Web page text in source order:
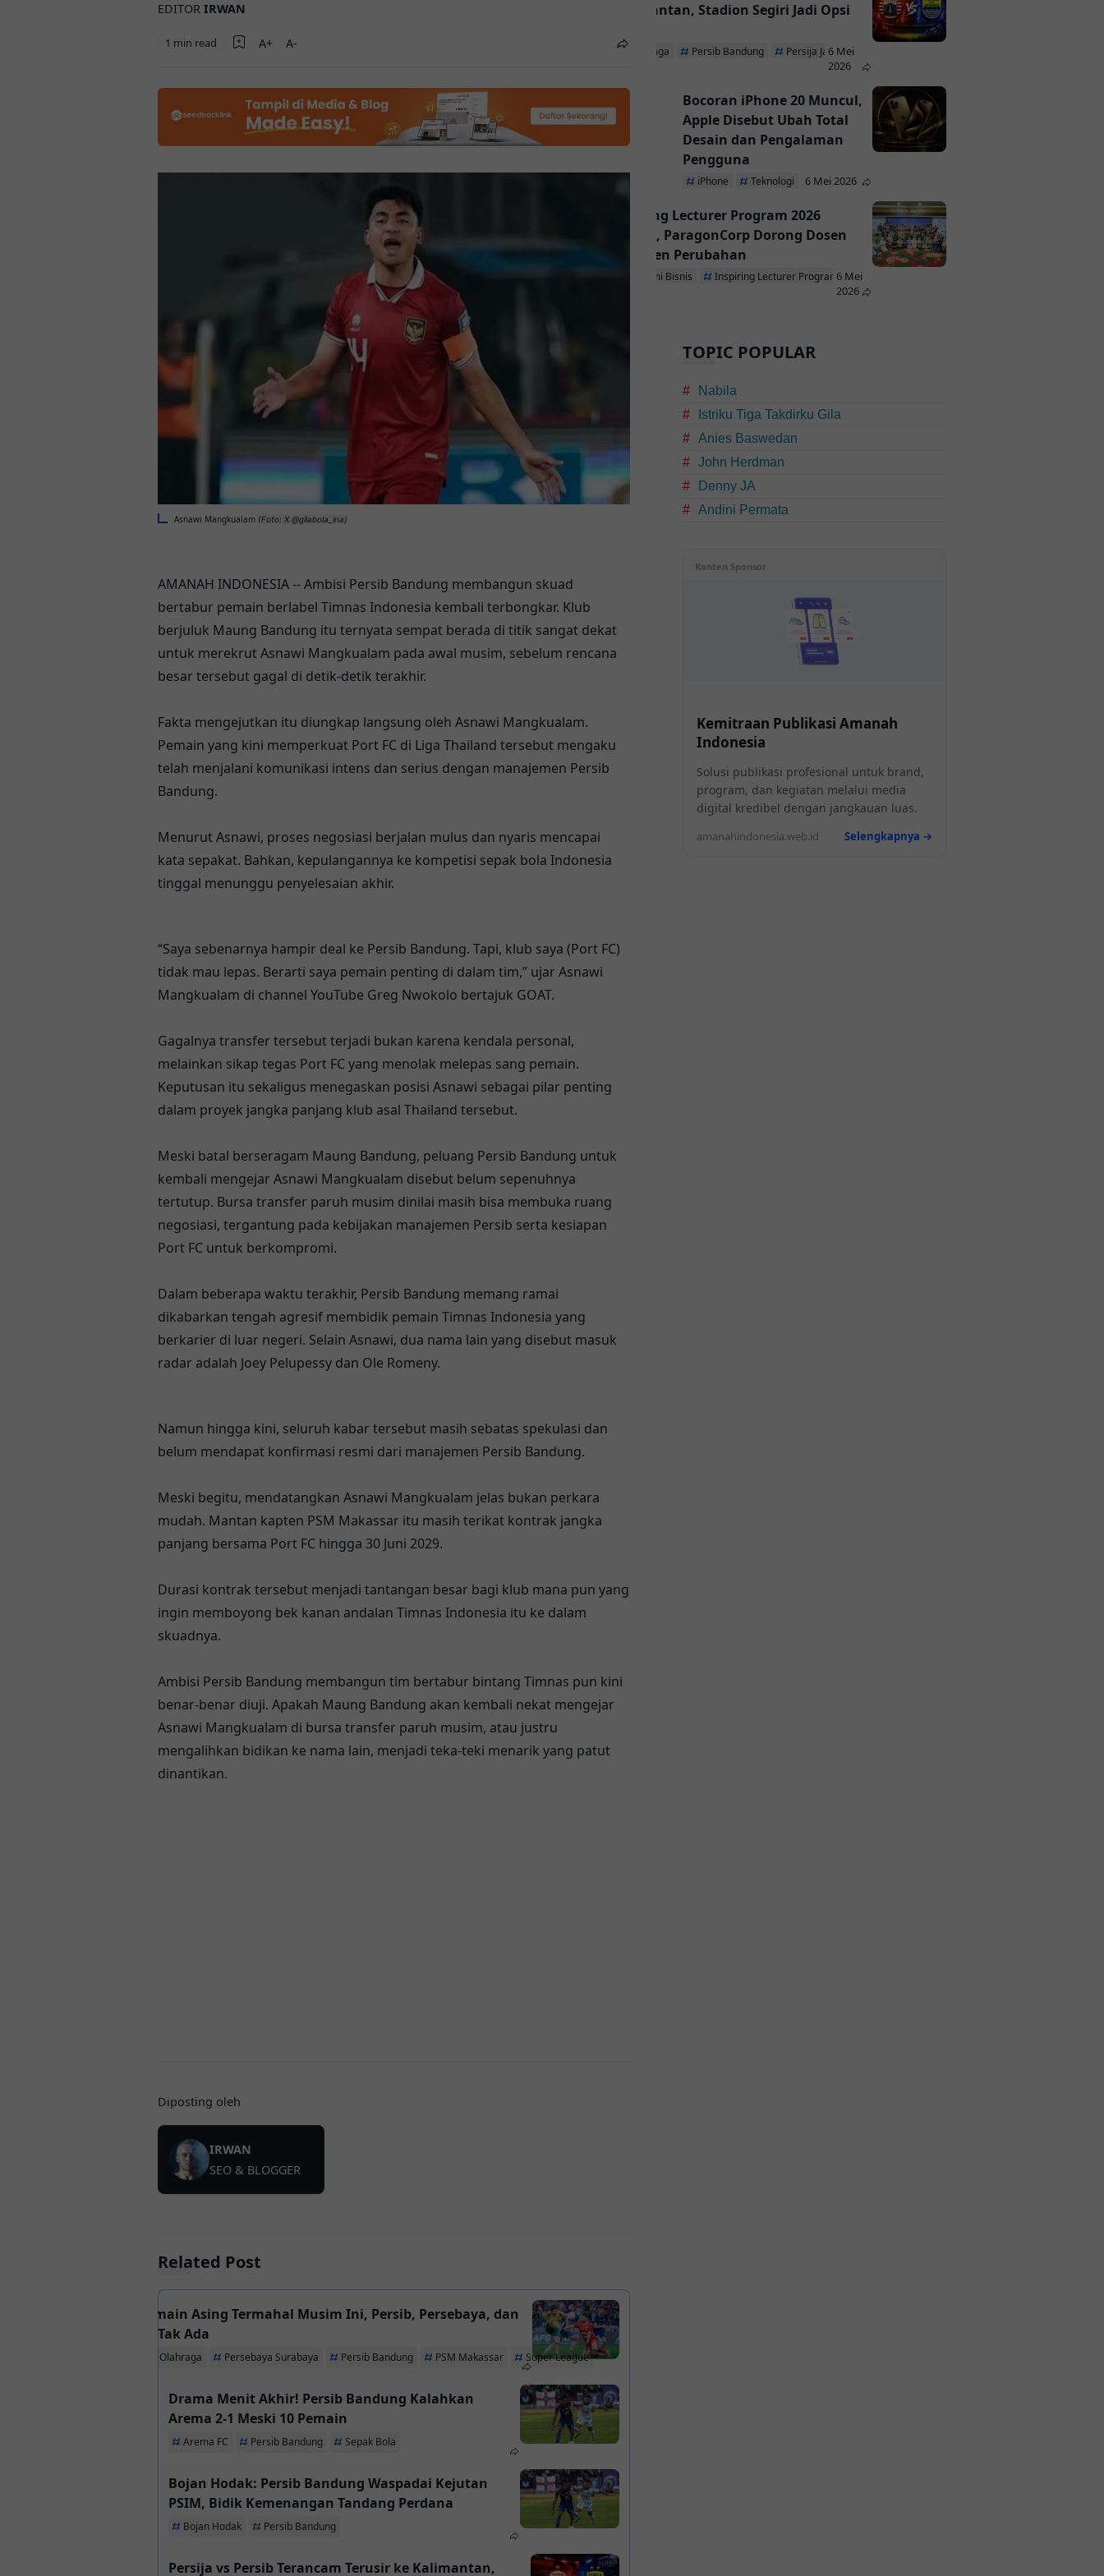
EDITOR IRWAN
1 min read
Asnawi Mangkualam (Foto: X @gilabola_ina)
AMANAH INDONESIA -- Ambisi Persib Bandung membangun skuad
bertabur pemain berlabel Timnas Indonesia kembali terbongkar. Klub
berjuluk Maung Bandung itu ternyata sempat berada di titik sangat dekat
untuk merekrut Asnawi Mangkualam pada awal musim, sebelum rencana
besar tersebut gagal di detik-detik terakhir.
Fakta mengejutkan itu diungkap langsung oleh Asnawi Mangkualam.
Pemain yang kini memperkuat Port FC di Liga Thailand tersebut mengaku
telah menjalani komunikasi intens dan serius dengan manajemen Persib
Bandung.
Menurut Asnawi, proses negosiasi berjalan mulus dan nyaris mencapai
kata sepakat. Bahkan, kepulangannya ke kompetisi sepak bola Indonesia
tinggal menunggu penyelesaian akhir.
“Saya sebenarnya hampir deal ke Persib Bandung. Tapi, klub saya (Port FC)
tidak mau lepas. Berarti saya pemain penting di dalam tim,” ujar Asnawi
Mangkualam di channel YouTube Greg Nwokolo bertajuk GOAT.
Gagalnya transfer tersebut terjadi bukan karena kendala personal,
melainkan sikap tegas Port FC yang menolak melepas sang pemain.
Keputusan itu sekaligus menegaskan posisi Asnawi sebagai pilar penting
dalam proyek jangka panjang klub asal Thailand tersebut.
Meski batal berseragam Maung Bandung, peluang Persib Bandung untuk
kembali mengejar Asnawi Mangkualam disebut belum sepenuhnya
tertutup. Bursa transfer paruh musim dinilai masih bisa membuka ruang
negosiasi, tergantung pada kebijakan manajemen Persib serta kesiapan
Port FC untuk berkompromi.
Dalam beberapa waktu terakhir, Persib Bandung memang ramai
dikabarkan tengah agresif membidik pemain Timnas Indonesia yang
berkarier di luar negeri. Selain Asnawi, dua nama lain yang disebut masuk
radar adalah Joey Pelupessy dan Ole Romeny.
Namun hingga kini, seluruh kabar tersebut masih sebatas spekulasi dan
belum mendapat konfirmasi resmi dari manajemen Persib Bandung.
Meski begitu, mendatangkan Asnawi Mangkualam jelas bukan perkara
mudah. Mantan kapten PSM Makassar itu masih terikat kontrak jangka
panjang bersama Port FC hingga 30 Juni 2029.
Durasi kontrak tersebut menjadi tantangan besar bagi klub mana pun yang
ingin memboyong bek kanan andalan Timnas Indonesia itu ke dalam
skuadnya.
Ambisi Persib Bandung membangun tim bertabur bintang Timnas pun kini
benar-benar diuji. Apakah Maung Bandung akan kembali nekat mengejar
Asnawi Mangkualam di bursa transfer paruh musim, atau justru
mengalihkan bidikan ke nama lain, menjadi teka-teki menarik yang patut
dinantikan.
Diposting oleh
IRWAN
SEO & BLOGGER
Related Post
Deretan Pemain Asing Termahal Musim Ini, Persib, Persebaya, dan
PSM Malah Tak Ada
Olahraga Persebaya Surabaya Persib Bandung PSM Makassar Super League
Drama Menit Akhir! Persib Bandung Kalahkan
Arema 2-1 Meski 10 Pemain
Arema FC Persib Bandung Sepak Bola
Bojan Hodak: Persib Bandung Waspadai Kejutan
PSIM, Bidik Kemenangan Tandang Perdana
Bojan Hodak Persib Bandung
Persija vs Persib Terancam Terusir ke Kalimantan,
Kalimantan, Stadion Segiri Jadi Opsi
Olahraga Persib Bandung Persija Jakarta
6 Mei
2026
Bocoran iPhone 20 Muncul,
Apple Disebut Ubah Total
Desain dan Pengalaman
Pengguna
iPhone Teknologi 6 Mei 2026
Inspiring Lecturer Program 2026
Dibuka, ParagonCorp Dorong Dosen
Jadi Agen Perubahan
Ekonomi Bisnis Inspiring Lecturer Program ParagonCorp
6 Mei
2026
TOPIC POPULAR
Nabila
Istriku Tiga Takdirku Gila
Anies Baswedan
John Herdman
Denny JA
Andini Permata
Konten Sponsor
Kemitraan Publikasi Amanah
Indonesia
Solusi publikasi profesional untuk brand,
program, dan kegiatan melalui media
digital kredibel dengan jangkauan luas.
amanahindonesia.web.id Selengkapnya →